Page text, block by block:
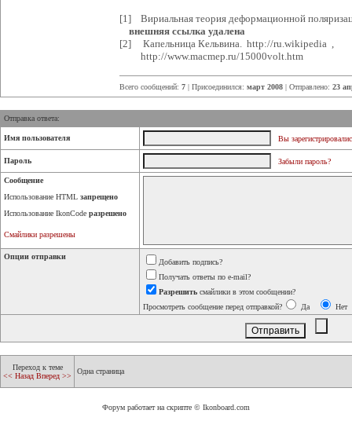
[1] Вириальная теория деформационной
внешняя ссылка удалена
[2] Капельница Кельвина. http://ru.wikipedia ,
http://www.macmep.ru/15000volt.htm
Всего сообщений: 7 | Присоединился: март 2008 | Отправлено: 23
Отправка ответа:
Имя пользователя Вы
Пароль Забыли пароль?
Сообщение
Использование HTML запрещено
Использование IkonCode разрешено
Смайлики разрешены
Опции отправки
Добавить подпись?
Получать ответы по e-mail?
Разрешить смайлики в этом сообщении?
Просмотреть сообщение перед отправкой?
Да Нет
Переход к теме
<< Назад Вперед >>
Одна страница
Форум работает на скрипте © Ikonboard.com